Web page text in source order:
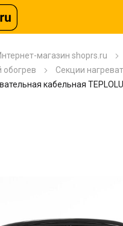
магазин shoprs.ru
обогрев
Секции
кабельная